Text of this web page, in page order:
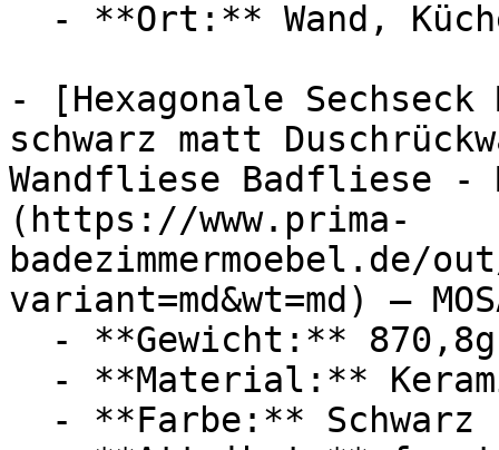
- [Hexagonale
schwarz matt
Wandfliese Badfliese -
(https://www.prima-
badezimmermoebel.de/
variant=md&wt=md) —